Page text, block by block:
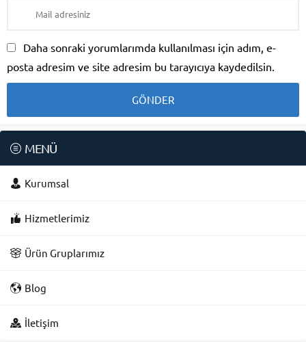
Daha sonraki yorumlarımda kullanılması için adım, e-
posta adresim ve site adresim bu tarayıcıya kaydedilsin.
MENÜ
Kurumsal
Hizmetlerimiz
Ürün Gruplarımız
Blog
İletişim